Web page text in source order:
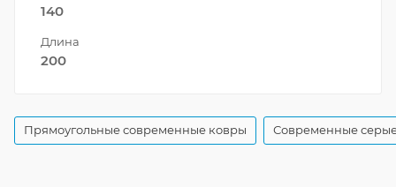
140
Длина
200
Прямоугольные современные ковры Современные